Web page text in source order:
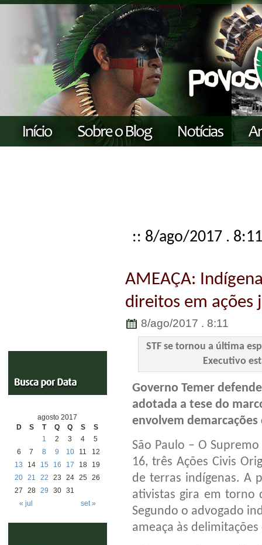
agosto 2017
D
S T Q Q S S
« jul set »
1 2 3 4
5
6
7 8 9 10 11
12
13
14 15 16 17 18
19
20 21 22 23 24 25 26
27
28 29 30 31
:: 8/ago/2017 . 8:11
AMEAÇA:
direitos em ações
8/ago/2017 . 8:11
STF se tornou a última
Executivo
Governo Temer
adotada a tese do
envolvem
São Paulo – O
16, três Ações Civis
de terras indígenas. A
ativistas gira em torno
Segundo o advogado
ameaça às